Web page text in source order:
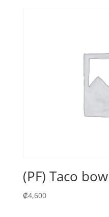
(PF) Taco
₡4,600